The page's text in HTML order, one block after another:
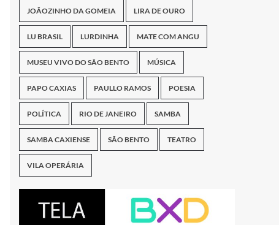
JOÃOZINHO DA GOMEIA LIRA DE OURO
LU BRASIL LURDINHA MATE COM ANGU
MUSEU VIVO DO SÃO BENTO MÚSICA
PAPO CAXIAS PAULLO RAMOS POESIA
POLÍTICA RIO DE JANEIRO SAMBA
SAMBA CAXIENSE SÃO BENTO TEATRO
VILA OPERÁRIA